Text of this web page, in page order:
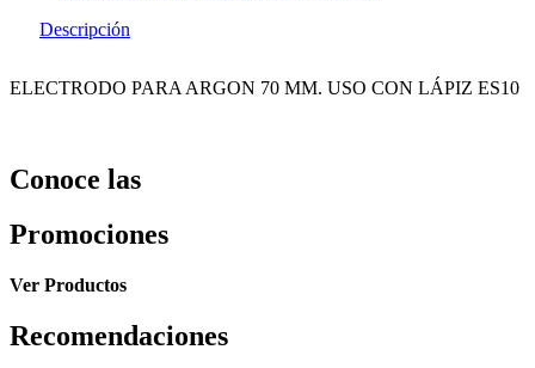
Descripción
ELECTRODO PARA ARGON 70 MM. USO CON LÁPIZ ES10
Conoce las
Promociones
Ver Productos
Recomendaciones